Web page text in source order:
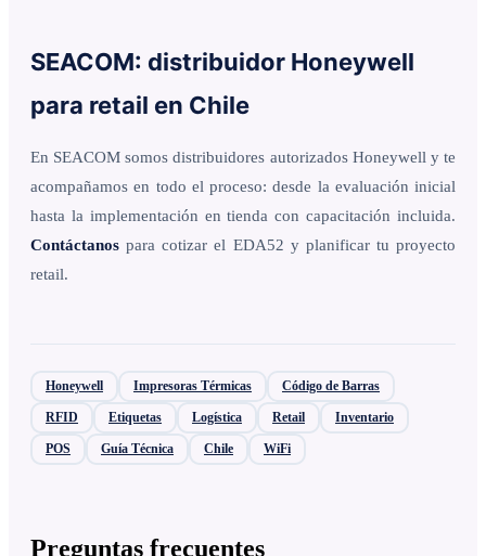
SEACOM: distribuidor Honeywell
para retail en Chile
En SEACOM somos distribuidores autorizados Honeywell y te
acompañamos en todo el proceso: desde la evaluación inicial
hasta la implementación en tienda con capacitación incluida.
Contáctanos para cotizar el EDA52 y planificar tu proyecto
retail.
Honeywell Impresoras Térmicas Código de Barras
RFID Etiquetas Logística Retail Inventario
POS Guía Técnica Chile WiFi
Preguntas frecuentes